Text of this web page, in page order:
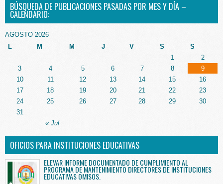
BÚSQUEDA DE PUBLICACIONES PASADAS POR MES Y DÍA –
CALENDARIO:
AGOSTO 2026
L
M M J V S S
« Jul
1
2
3
4 5 6 7 8
9
10
11 12 13 14 15
16
17
18 19 20 21 22
23
24
25 26 27 28 29
30
31
OFICIOS PARA INSTITUCIONES EDUCATIVAS
ELEVAR INFORME DOCUMENTADO DE CUMPLIMIENTO AL
PROGRAMA DE MANTENIMIENTO DIRECTORES DE INSTITUCIONES
EDUCATIVAS OMISOS.